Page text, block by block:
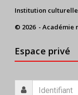
Institution culturelle
© 2026 - Académie
Espace privé